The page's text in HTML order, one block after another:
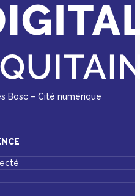
Bosc – Cité numérique